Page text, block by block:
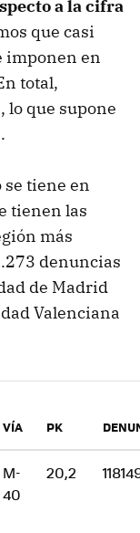
a la cifra
que casi
imponen en
total,
que supone
tiene en
tienen las
más
denuncias
de Madrid
Valenciana
VÍA PK
M-
40
20,2